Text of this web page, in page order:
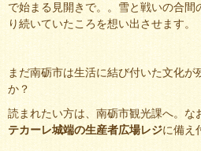
で始まる見開きで。。雪と戦いの合間
り続いていたころを想い出させます。
まだ南砺市は生活に結び付いた文化
か？
読まれたい方は、南砺市観光課へ。な
テカーレ城端の生産者広場レジに備え